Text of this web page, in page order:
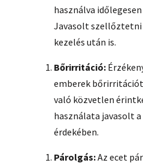
használva
Javasolt szellőztetni
kezelés után is.
Bőrirritáció:
emberek
való közvetlen
használata javasolt
érdekében.
Párolgás:Az ecet